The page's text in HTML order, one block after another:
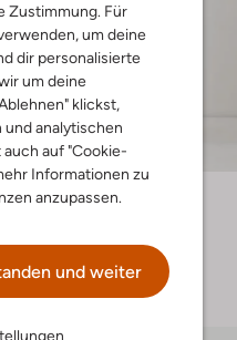
Zustimmung. Für
um deine
dir personalisierte
um deine
klickst,
analytischen
auf "Cookie-
Informationen zu
anzupassen.
und weiter
Japan Tky
Maxikleid
+ mehr farben